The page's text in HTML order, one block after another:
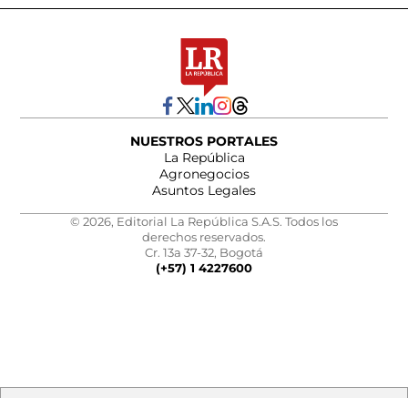
NUESTROS PORTALES
La República
Agronegocios
Asuntos Legales
© 2026, Editorial La República S.A.S. Todos los
derechos reservados.
Cr. 13a 37-32, Bogotá
(+57) 1 4227600